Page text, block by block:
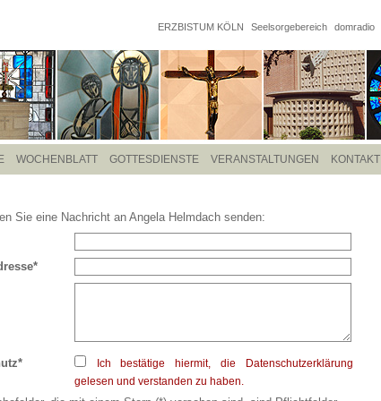
ERZBISTUM KÖLN Seelsorgebereich domradio
WOCHENBLATT GOTTESDIENSTE VERANSTALTUNGEN KONTAKT
Sie eine Nachricht an Angela Helmdach senden:
Ich bestätige hiermit, die Datenschutzerklärung
gelesen und verstanden zu haben.